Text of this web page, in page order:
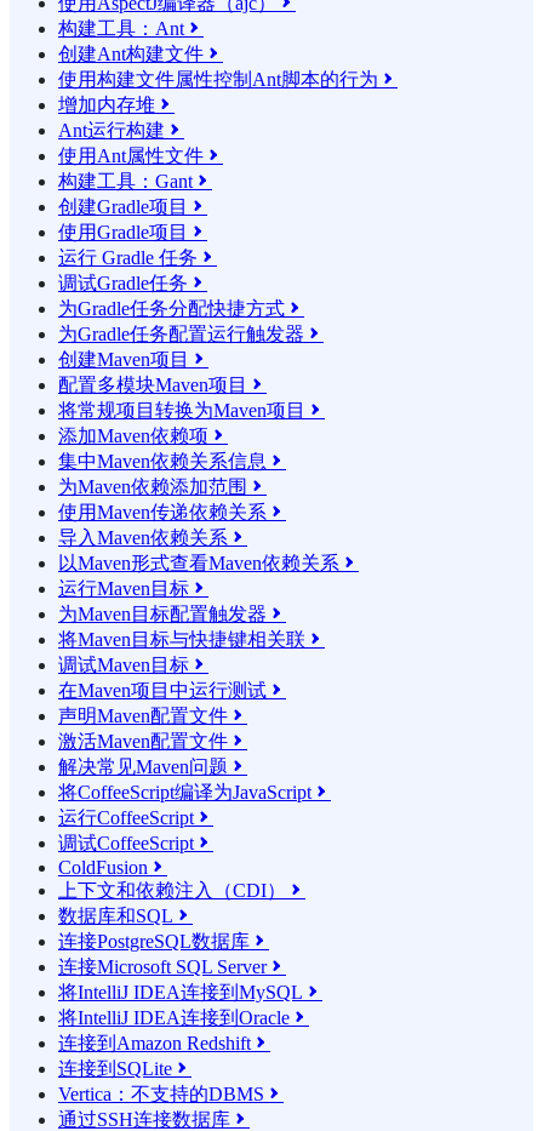
构建工具：Ant 
创建Ant构建文件 
使用构建文件属性控制Ant脚本的行为 
增加内存堆 
Ant运行构建 
使用Ant属性文件 
构建工具：Gant 
创建Gradle项目 
使用Gradle项目 
运行 Gradle 任务 
调试Gradle任务 
为Gradle任务分配快捷方式 
为Gradle任务配置运行触发器 
创建Maven项目 
配置多模块Maven项目 
将常规项目转换为Maven项目 
添加Maven依赖项 
集中Maven依赖关系信息 
为Maven依赖添加范围 
使用Maven传递依赖关系 
导入Maven依赖关系 
以Maven形式查看Maven依赖关系 
运行Maven目标 
为Maven目标配置触发器 
将Maven目标与快捷键相关联 
调试Maven目标 
在Maven项目中运行测试 
声明Maven配置文件 
激活Maven配置文件 
解决常见Maven问题 
将CoffeeScript编译为JavaScript 
运行CoffeeScript 
调试CoffeeScript 
ColdFusion 
上下文和依赖注入（CDI） 
数据库和SQL 
连接PostgreSQL数据库 
连接Microsoft SQL Server
将IntelliJ IDEA连接到MySQL 
将IntelliJ IDEA连接到Oracle 
连接到Amazon Redshift 
连接到SQLite 
Vertica：不支持的DBMS 
通过SSH连接数据库 